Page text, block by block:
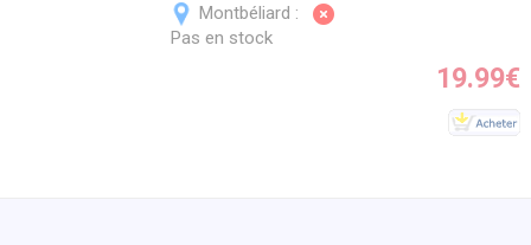
Montbéliard :
Pas en stock
19.99€